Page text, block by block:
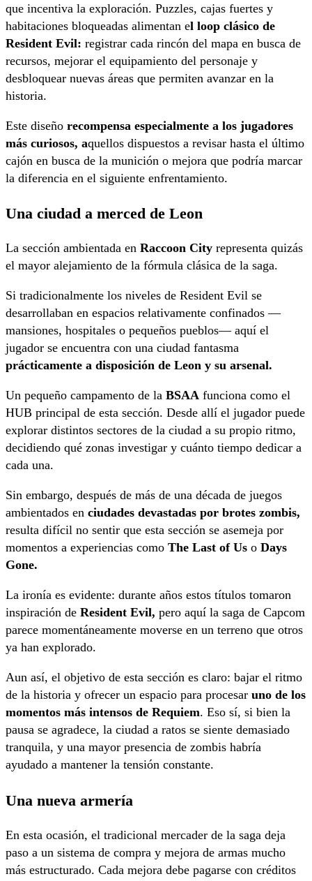
que incentiva la exploración. Puzzles, cajas fuertes y
habitaciones bloqueadas alimentan el loop clásico de
Resident Evil: registrar cada rincón del mapa en busca de
recursos, mejorar el equipamiento del personaje y
desbloquear nuevas áreas que permiten avanzar en la
historia.
Este diseño recompensa especialmente a los jugadores
más curiosos, aquellos dispuestos a revisar hasta el último
cajón en busca de la munición o mejora que podría marcar
la diferencia en el siguiente enfrentamiento.
Una ciudad a merced de Leon
La sección ambientada en Raccoon City representa quizás
el mayor alejamiento de la fórmula clásica de la saga.
Si tradicionalmente los niveles de Resident Evil se
desarrollaban en espacios relativamente confinados —
mansiones, hospitales o pequeños pueblos— aquí el
jugador se encuentra con una ciudad fantasma
prácticamente a disposición de Leon y su arsenal.
Un pequeño campamento de la BSAA funciona como el
HUB principal de esta sección. Desde allí el jugador puede
explorar distintos sectores de la ciudad a su propio ritmo,
decidiendo qué zonas investigar y cuánto tiempo dedicar a
cada una.
Sin embargo, después de más de una década de juegos
ambientados en ciudades devastadas por brotes zombis,
resulta difícil no sentir que esta sección se asemeja por
momentos a experiencias como The Last of Us o Days
Gone.
La ironía es evidente: durante años estos títulos tomaron
inspiración de Resident Evil, pero aquí la saga de Capcom
parece momentáneamente moverse en un terreno que otros
ya han explorado.
Aun así, el objetivo de esta sección es claro: bajar el ritmo
de la historia y ofrecer un espacio para procesar uno de los
momentos más intensos de Requiem. Eso sí, si bien la
pausa se agradece, la ciudad a ratos se siente demasiado
tranquila, y una mayor presencia de zombis habría
ayudado a mantener la tensión constante.
Una nueva armería
En esta ocasión, el tradicional mercader de la saga deja
paso a un sistema de compra y mejora de armas mucho
más estructurado. Cada mejora debe pagarse con créditos